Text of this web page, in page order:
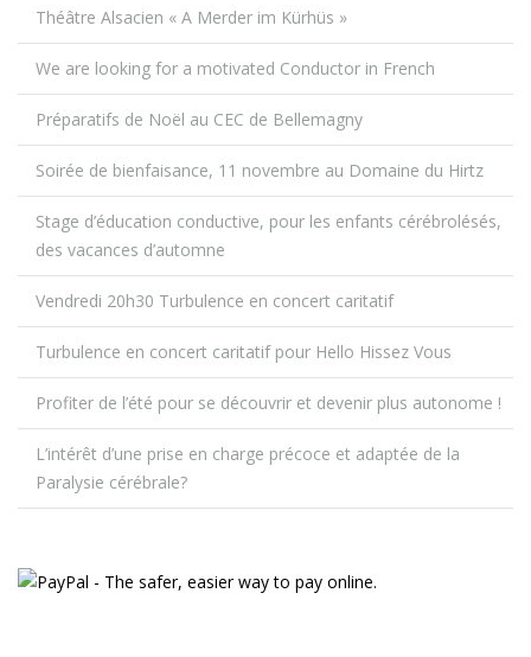
Théâtre Alsacien « A Merder im Kürhüs »
We are looking for a motivated Conductor in French
Préparatifs de Noël au CEC de Bellemagny
Soirée de bienfaisance, 11 novembre au Domaine du Hirtz
Stage d’éducation conductive, pour les enfants cérébrolésés,
des vacances d’automne
Vendredi 20h30 Turbulence en concert caritatif
Turbulence en concert caritatif pour Hello Hissez Vous
Profiter de l’été pour se découvrir et devenir plus autonome !
L’intérêt d’une prise en charge précoce et adaptée de la
Paralysie cérébrale?